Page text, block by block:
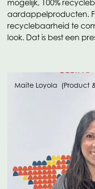
mogelijk, 100%
aardappelproducten.
recyclebaarheid te
look. Dat is best een
Maite Loyola (Product
OPE/PE is een
Terwijl in de
gemaakt van
recyclebaar zijn –
langdurig houdbare